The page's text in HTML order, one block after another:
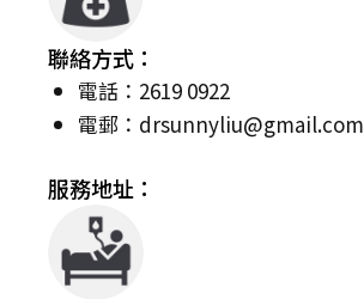
聯絡方式：
電話：2619 0922
電郵： drsunnyliu@gmail.com
服務地址：